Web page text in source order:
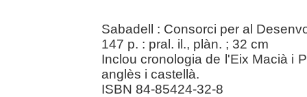
Sabadell : Consorci per al
147 p. : pral. il., plàn. ; 32 cm
Inclou cronologia de l'Eix Macià i
anglès i castellà.
ISBN 84-85424-32-8